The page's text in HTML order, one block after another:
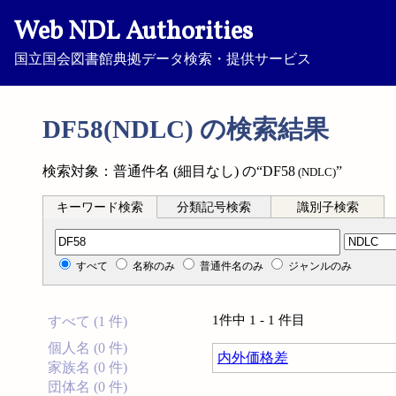
Web NDL Authorities
国立国会図書館典拠データ検索・提供サービス
DF58(NDLC) の検索結果
検索対象：普通件名 (細目なし) の“DF58 (NDLC)”
キーワード検索 分類記号検索 識別子検索
分類記号検索
すべて 名称のみ 普通件名のみ ジャンルのみ
すべて (1 件)
個人名 (0 件)
家族名 (0 件)
団体名 (0 件)
1件中 1 - 1 件目
内外価格差